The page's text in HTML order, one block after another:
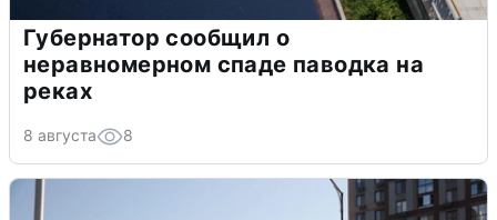
Губернатор сообщил о
неравномерном спаде паводка на
реках
8 августа 8